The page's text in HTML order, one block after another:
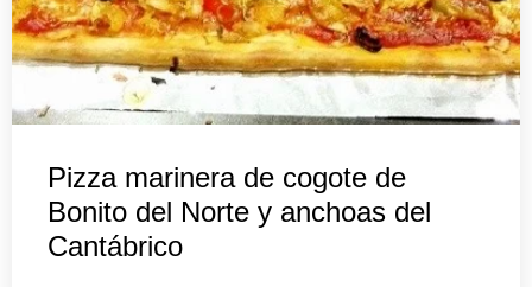
Pizza marinera de cogote de
Bonito del Norte y anchoas del
Cantábrico